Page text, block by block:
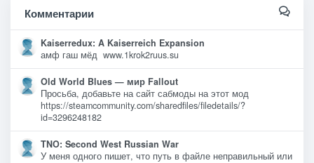
Комментарии
Kaiserredux: A Kaiserreich Expansion
амф гаш мёд www.1krok2ruus.su
Old World Blues — мир Fallout
Просьба, добавьте на сайт сабмоды на этот мод
https://steamcommunity.com/sharedfiles/filedetails/?
id=3296248182
TNO: Second West Russian War
У меня одного пишет, что путь в файле неправильный или